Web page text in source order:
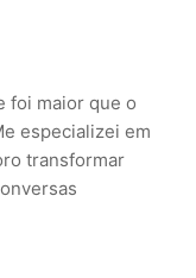
foi maior que o
especializei em
transformar